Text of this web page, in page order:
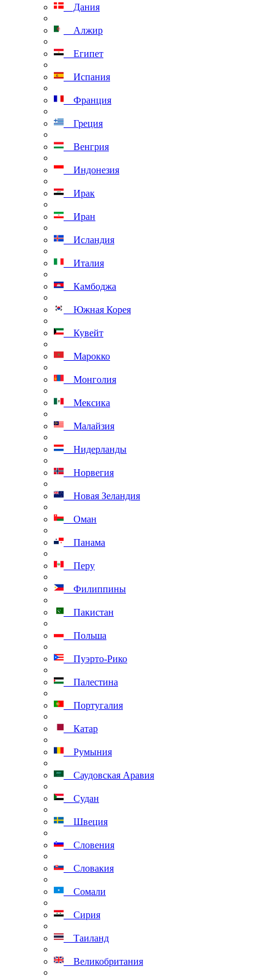
Дания
Алжир
Египет
Испания
Франция
Греция
Венгрия
Индонезия
Ирак
Иран
Исландия
Италия
Камбоджа
Южная Корея
Кувейт
Марокко
Монголия
Мексика
Малайзия
Нидерланды
Норвегия
Новая Зеландия
Оман
Панама
Перу
Филиппины
Пакистан
Польша
Пуэрто-Рико
Палестина
Португалия
Катар
Румыния
Саудовская Аравия
Судан
Швеция
Словения
Словакия
Сомали
Сирия
Таиланд
Великобритания